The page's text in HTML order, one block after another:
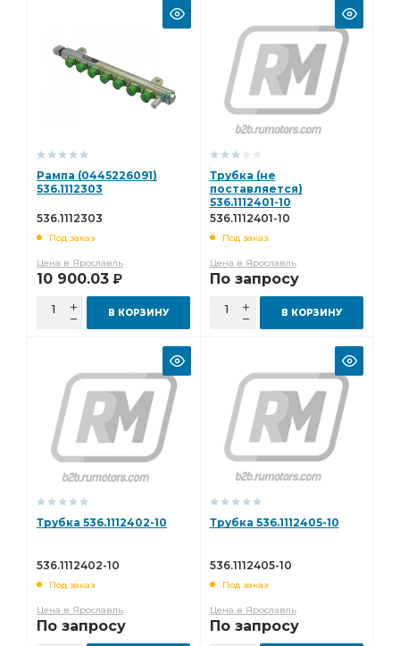
Рампа (0445226091)
536.1112303
536.1112303
Под заказ
Цена в Ярославль
10 900.03 Р
В КОРЗИНУ
Трубка (не
поставляется)
536.1112401-10
536.1112401-10
Под заказ
Цена в Ярославль
По запросу
В КОРЗИНУ
Трубка 536.1112402-10
536.1112402-10
Под заказ
Цена в Ярославль
По запросу
Трубка 536.1112405-10
536.1112405-10
Под заказ
Цена в Ярославль
По запросу